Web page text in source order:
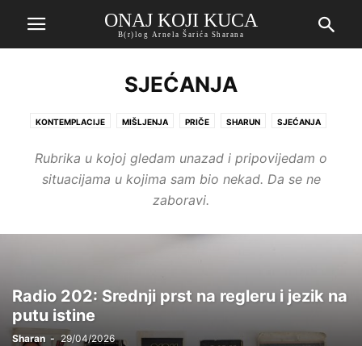
ONAJ KOJI KUCA
B(r)log Arnela Šarića Sharana
SJEĆANJA
KONTEMPLACIJE MIŠLJENJA PRIČE SHARUN SJEĆANJA
Rubrika u kojoj gledam unazad i pripovijedam o
situacijama u kojima sam bio nekad. Da se ne
zaboravi.
Radio 202: Srednji prst na regleru i jezik na
putu istine
Sharan - 29/04/2026